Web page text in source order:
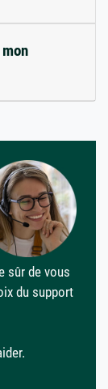
sûr de vous
du support